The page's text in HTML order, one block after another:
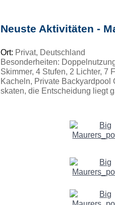
Neuste Aktivitäten -
Ort: Privat, Deutschland
Besonderheiten:
Skimmer, 4 Stufen, 2 Lichter, 7
Kacheln, Private Backyardpool
skaten, die Entscheidung liegt